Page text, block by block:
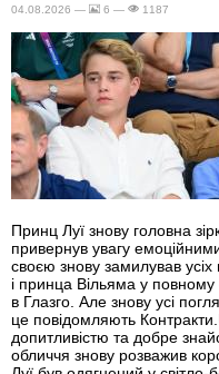
04.08.2026 — 6 — 1187
Принц Луї знову головна
привернув увагу
своєю знову замилував
і принца Вільяма у повному
в Глазго. Але знову усі
це повідомляють
допитливістю та добре
обличчя знову розважив